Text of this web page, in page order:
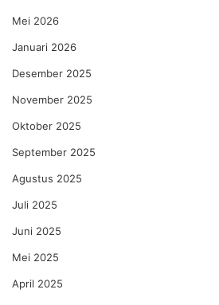
Mei 2026
Januari 2026
Desember 2025
November 2025
Oktober 2025
September 2025
Agustus 2025
Juli 2025
Juni 2025
Mei 2025
April 2025